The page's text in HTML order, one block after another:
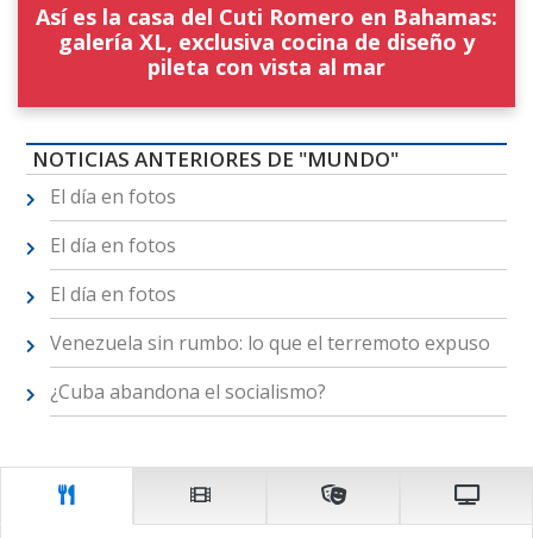
Así es la casa del Cuti Romero en Bahamas:
galería XL, exclusiva cocina de diseño y
pileta con vista al mar
NOTICIAS ANTERIORES DE "MUNDO"
El día en fotos
El día en fotos
El día en fotos
Venezuela sin rumbo: lo que el terremoto expuso
¿Cuba abandona el socialismo?